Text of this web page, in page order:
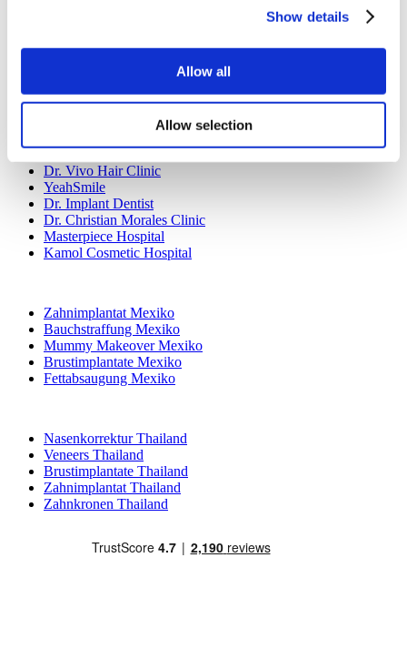
Show details
Allow all
Allow selection
Sixpack-Chirurgie Türkei
Beliebte Kliniken
Dr. Vivo Hair Clinic
YeahSmile
Dr. Implant Dentist
Dr. Christian Morales Clinic
Masterpiece Hospital
Kamol Cosmetic Hospital
Zahnimplantat Mexiko
Bauchstraffung Mexiko
Mummy Makeover Mexiko
Brustimplantate Mexiko
Fettabsaugung Mexiko
Nasenkorrektur Thailand
Veneers Thailand
Brustimplantate Thailand
Zahnimplantat Thailand
Zahnkronen Thailand